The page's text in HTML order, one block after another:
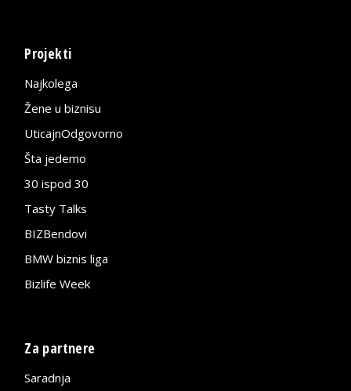
Projekti
Najkolega
Žene u biznisu
UticajnOdgovorno
Šta jedemo
30 ispod 30
Tasty Talks
BIZBendovi
BMW biznis liga
Bizlife Week
Za partnere
Saradnja